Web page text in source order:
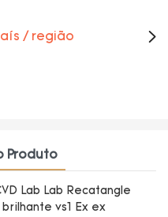
/ região
Produto